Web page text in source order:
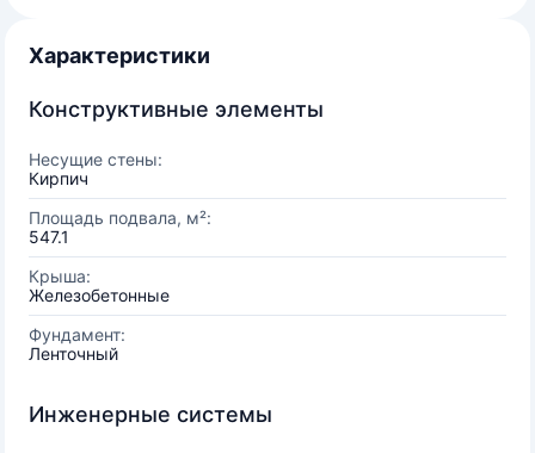
Характеристики
Конструктивные элементы
Несущие стены:
Кирпич
Площадь подвала, м²:
547.1
Крыша:
Железобетонные
Фундамент:
Ленточный
Инженерные системы